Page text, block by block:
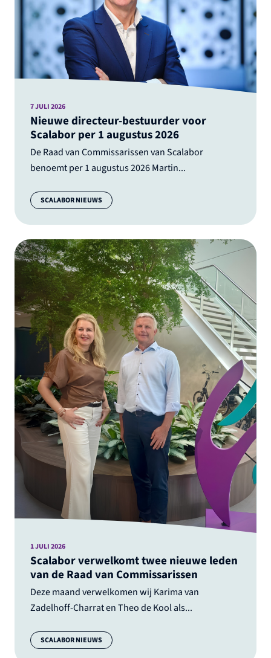
Nieuwe directeur-bestuurder voor
Scalabor per 1 augustus 2026
De Raad van Commissarissen van Scalabor
benoemt per 1 augustus 2026 Martin...
7 JULI 2026
Categorie:
SCALABOR NIEUWS
Scalabor verwelkomt twee nieuwe leden
van de Raad van Commissarissen
Deze maand verwelkomen wij Karima van
Zadelhoff-Charrat en Theo de Kool als...
1 JULI 2026
Categorie:
SCALABOR NIEUWS